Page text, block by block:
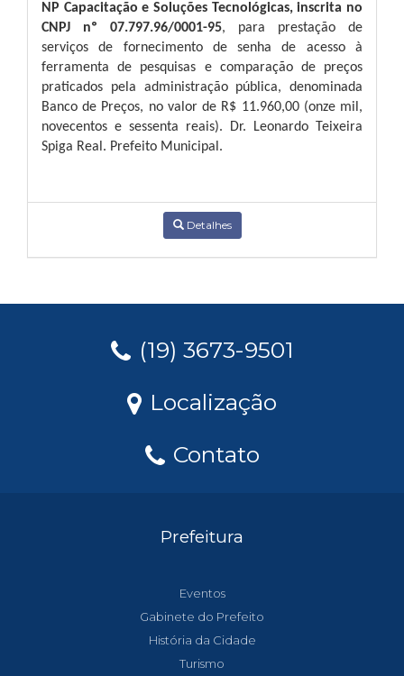
NP Capacitação e Soluções Tecnológicas, inscrita no
CNPJ nº 07.797.96/0001-95, para prestação de
serviços de fornecimento de senha de acesso à
ferramenta de pesquisas e comparação de preços
praticados pela administração pública, denominada
Banco de Preços, no valor de R$ 11.960,00 (onze mil,
novecentos e sessenta reais). Dr. Leonardo Teixeira
Spiga Real. Prefeito Municipal.
Detalhes
(19) 3673-9501
Localização
Contato
Prefeitura
Eventos
Gabinete do Prefeito
História da Cidade
Turismo